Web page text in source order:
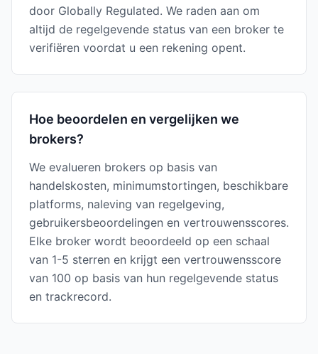
door Globally Regulated. We raden aan om
altijd de regelgevende status van een broker te
verifiëren voordat u een rekening opent.
Hoe beoordelen en vergelijken we
brokers?
We evalueren brokers op basis van
handelskosten, minimumstortingen, beschikbare
platforms, naleving van regelgeving,
gebruikersbeoordelingen en vertrouwensscores.
Elke broker wordt beoordeeld op een schaal
van 1-5 sterren en krijgt een vertrouwensscore
van 100 op basis van hun regelgevende status
en trackrecord.